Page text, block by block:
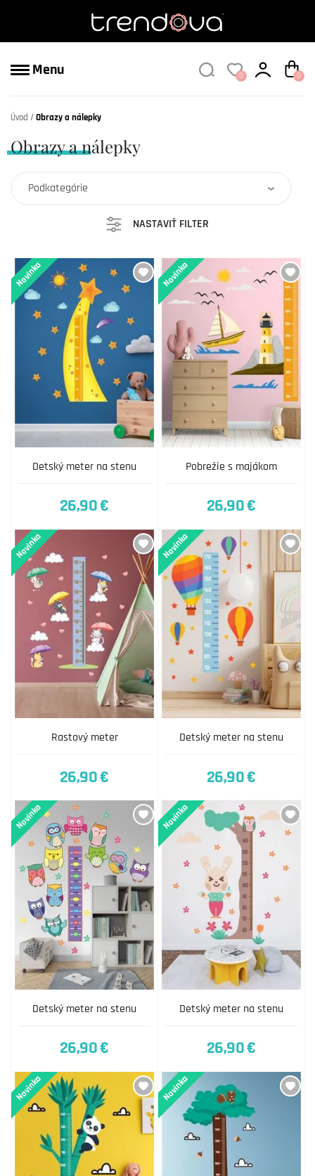
Menu 0 0
Úvod Obrazy a nálepky
Obrazy a nálepky
Podkategórie
NASTAVIŤ FILTER
Detský meter na stenu
Novinka
26,90 €
Pobrežie s majákom
Novinka
26,90 €
Rastový meter
Novinka
26,90 €
Detský meter na stenu
Novinka
26,90 €
Detský meter na stenu
Novinka
26,90 €
Detský meter na stenu
Novinka
26,90 €
Novinka Novinka